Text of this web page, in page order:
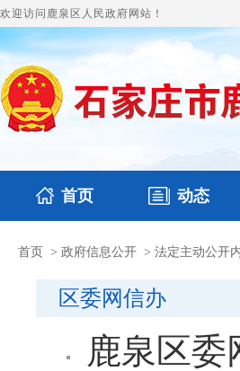
欢迎访问鹿泉区人民政府网站！
首页 动态
国务要闻 鹿泉要
本区文件
首页 > 政府信息公开 > 法定主动公开
区委网信办
鹿泉区委